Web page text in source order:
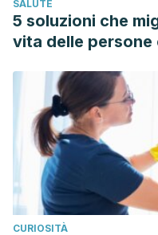
Altea Esteve Martinez,
Palomar Llatas,
ORIGEN EXÓGENO:
FOTOTOXIA Y
SALUTE
5 soluzioni che
vita delle
CURIOSITÀ